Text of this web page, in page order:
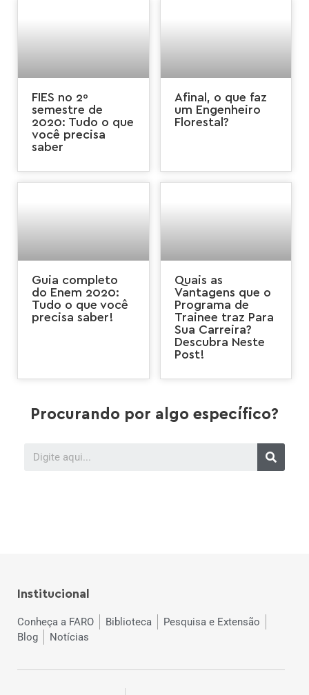
FIES no 2º
semestre de
2020: Tudo o que
você precisa
saber
Afinal, o que faz
um Engenheiro
Florestal?
Guia completo
do Enem 2020:
Tudo o que você
precisa saber!
Quais as
Vantagens que o
Programa de
Trainee traz Para
Sua Carreira?
Descubra Neste
Post!
Procurando por algo específico?
Institucional
Conheça a FARO Biblioteca
Pesquisa e Extensão
Blog
Notícias